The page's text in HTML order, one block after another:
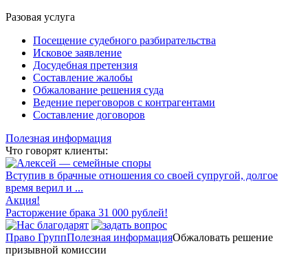
Разовая услуга
Посещение судебного разбирательства
Исковое заявление
Досудебная претензия
Составление жалобы
Обжалование решения суда
Ведение переговоров с контрагентами
Составление договоров
Полезная информация
Что говорят клиенты:
Вступив в брачные отношения со своей супругой, долгое
время верил и ...
Акция!
Расторжение брака 31 000 рублей!
Право ГруппПолезная информацияОбжаловать решение
призывной комиссии